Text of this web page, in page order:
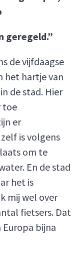
geregeld.”
de vijfdaagse
het hartje van
de stad. Hier
toe
er
is volgens
om te
En de stad
het is
mij wel over
fietsers. Dat
Europa bijna